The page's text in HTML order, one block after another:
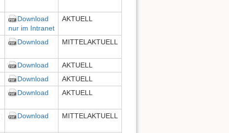
Download
nur im Intranet
AKTUELL
Download MITTELAKTUELL
Download
AKTUELL
Download
AKTUELL
Download AKTUELL
Download MITTELAKTUELL